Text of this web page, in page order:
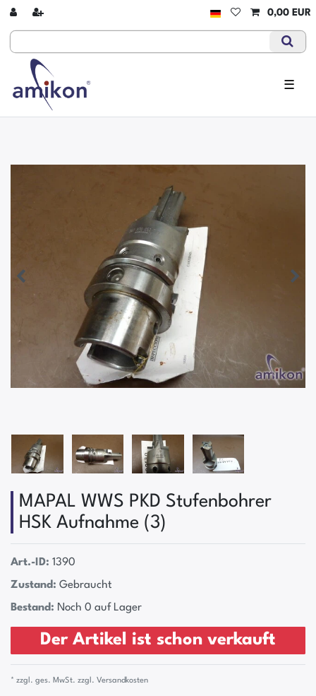
0,00 EUR
☰
MAPAL WWS PKD Stufenbohrer
HSK Aufnahme (3)
Art.-ID: 1390
Zustand: Gebraucht
Bestand: Noch 0 auf Lager
Der Artikel ist schon verkauft
* zzgl. ges. MwSt. zzgl. Versandkosten